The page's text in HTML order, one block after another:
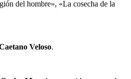
del hombre», «La cosecha de la
Veloso.